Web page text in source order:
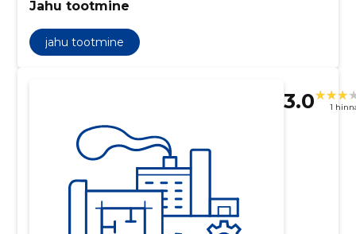
Jahu tootmine
jahu tootmine
3.0 1